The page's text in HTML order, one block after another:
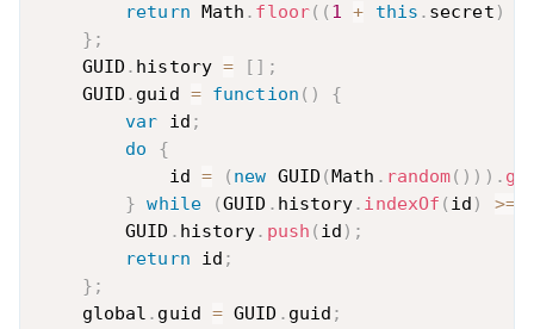
return Math . floor( ( 1 + this . secret )
} ;
    GUID
. history = [ ] ;
    GUID
. guid = function ( )
{
var id ;
do
{
            id
= ( new GUID (Math . random( ) ) ) .
} while (GUID . history. indexOf ( id ) >=
        GUID
. history. push ( id ) ;
return id ;
} ;
    global
. guid = GUID . guid ;